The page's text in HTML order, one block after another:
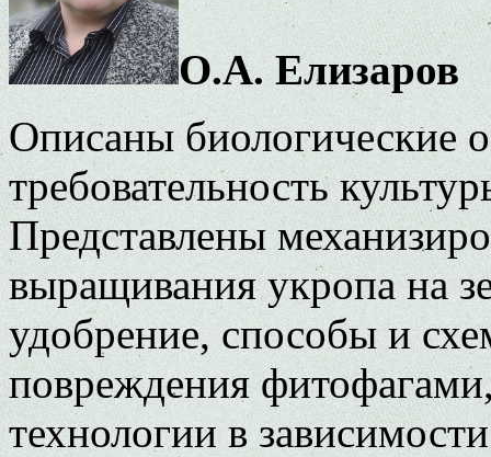
О.А. Елизаров
Описаны биологические
требовательность
Представлены
выращивания укропа на
удобрение, способы и
повреждения
технологии в